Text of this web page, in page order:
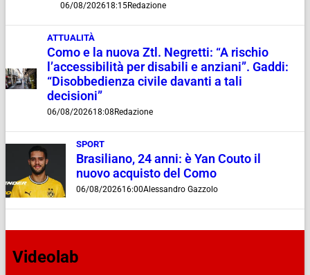
06/08/202618:15Redazione
ATTUALITÀ
Como e la nuova Ztl. Negretti: “A rischio
l’accessibilità per disabili e anziani”. Gaddi:
“Disobbedienza civile davanti a tali
decisioni”
06/08/202618:08 Redazione
SPORT
Brasiliano, 24 anni: è Yan Couto il
nuovo acquisto del Como
06/08/202616:00Alessandro Gazzolo
Videolab